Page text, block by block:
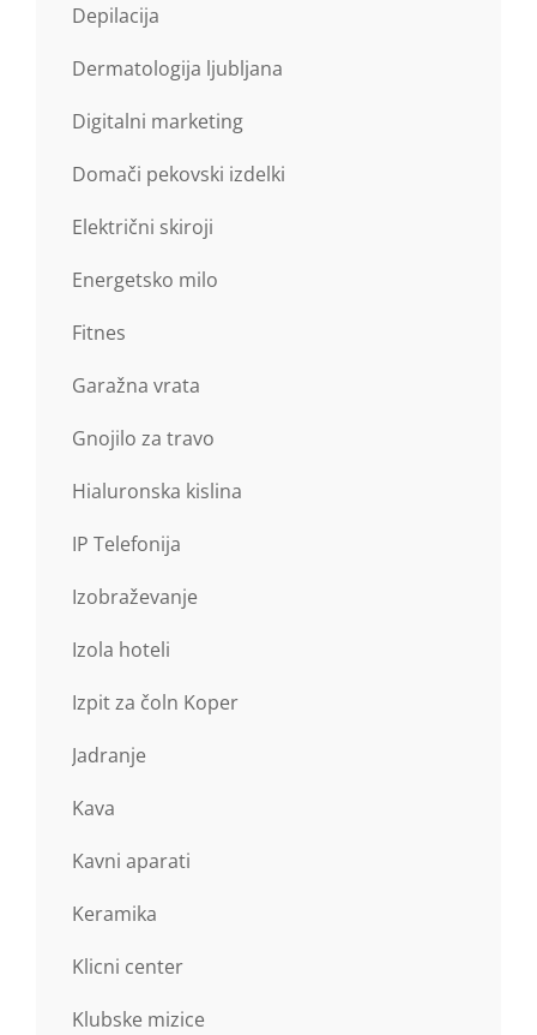
Depilacija
Dermatologija ljubljana
Digitalni marketing
Domači pekovski izdelki
Električni skiroji
Energetsko milo
Fitnes
Garažna vrata
Gnojilo za travo
Hialuronska kislina
IP Telefonija
Izobraževanje
Izola hoteli
Izpit za čoln Koper
Jadranje
Kava
Kavni aparati
Keramika
Klicni center
Klubske mizice